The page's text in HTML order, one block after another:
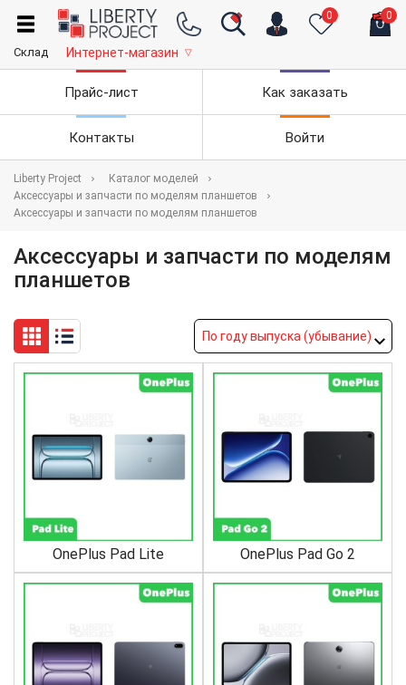
0 0
Склад Интернет-магазин ▽
Прайс-лист Как заказать
Контакты Войти
Liberty Project
Каталог моделей
Аксессуары и запчасти по моделям планшетов
Аксессуары и запчасти по моделям планшетов
Аксессуары и запчасти по моделям
планшетов
По году выпуска (убывание)
OnePlus Pad Lite OnePlus Pad Go 2